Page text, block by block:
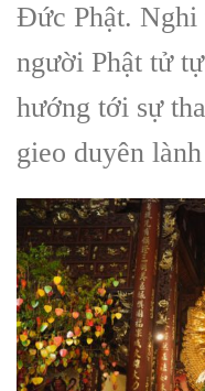
Đức Phật. Nghi
người Phật tử
hướng tới sự
gieo duyên